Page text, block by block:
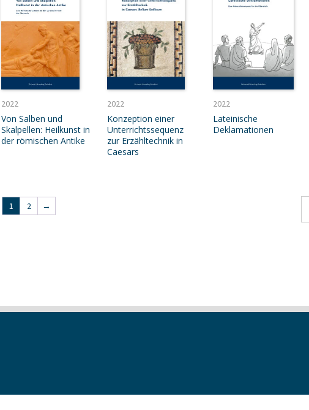
2022
Von Salben und
Skalpellen: Heilkunst in
der römischen Antike
2022
Konzeption einer
Unterrichtssequenz
zur Erzähltechnik in
Caesars
2022
Lateinische
Deklamationen
1 2 →